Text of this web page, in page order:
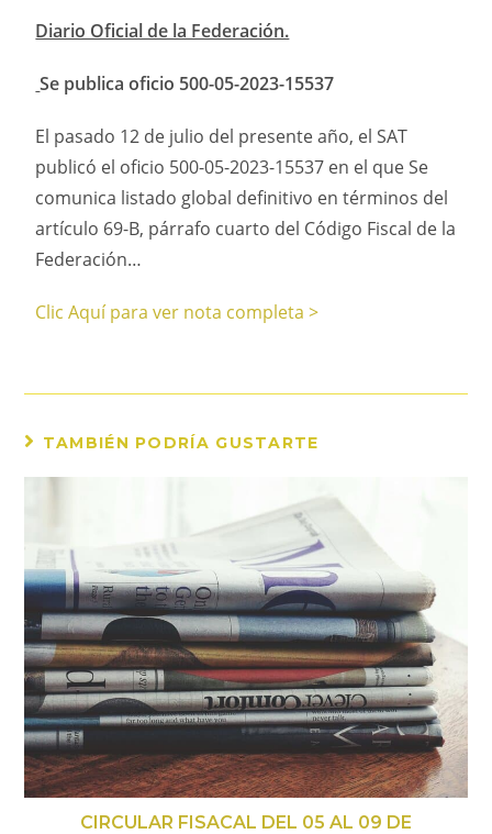
Diario Oficial de la Federación.
Se publica oficio 500-05-2023-15537
El pasado 12 de julio del presente año, el SAT
publicó el oficio 500-05-2023-15537 en el que Se
comunica listado global definitivo en términos del
artículo 69-B, párrafo cuarto del Código Fiscal de la
Federación…
Clic Aquí para ver nota completa >
TAMBIÉN PODRÍA GUSTARTE
CIRCULAR FISACAL DEL 05 AL 09 DE